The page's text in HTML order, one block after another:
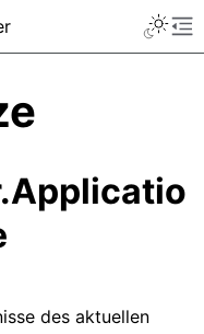
des aktuellen